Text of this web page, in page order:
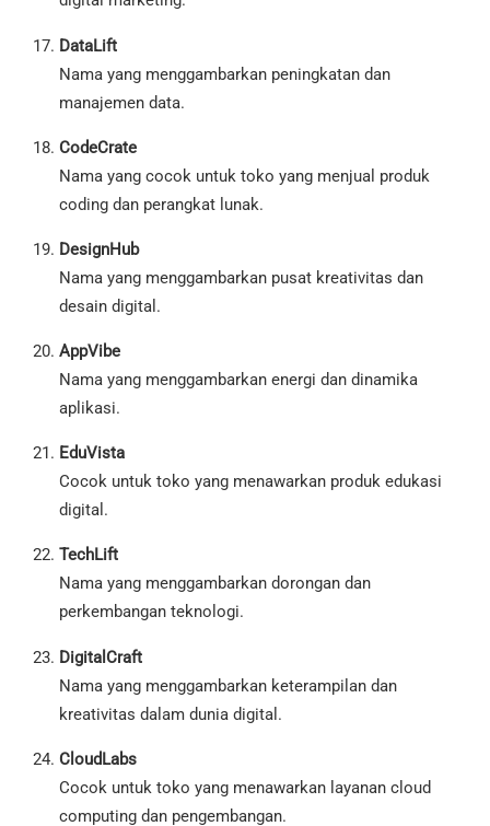
DataLift
Nama yang menggambarkan peningkatan dan
manajemen data.
CodeCrate
Nama yang cocok untuk toko yang menjual produk
coding dan perangkat lunak.
DesignHub
Nama yang menggambarkan pusat kreativitas dan
desain digital.
AppVibe
Nama yang menggambarkan energi dan dinamika
aplikasi.
EduVista
Cocok untuk toko yang menawarkan produk edukasi
digital.
TechLift
Nama yang menggambarkan dorongan dan
perkembangan teknologi.
DigitalCraft
Nama yang menggambarkan keterampilan dan
kreativitas dalam dunia digital.
CloudLabs
Cocok untuk toko yang menawarkan layanan cloud
computing dan pengembangan.